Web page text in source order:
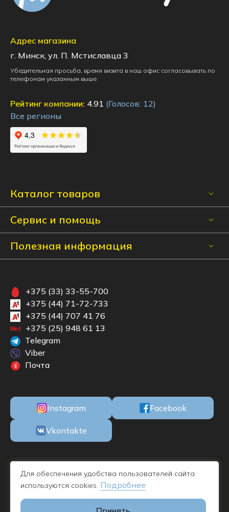
Каталог товаров
Сервис и помощь
Полезная информация
Адрес магазина
г. Минск, ул. П. Мстиславца 3
Убедительная просьба, время визита в наш офис согласовывать по
телефонам указанным выше
Рейтинг компании: 4.91 (Голосов: 12)
Все регионы
+375 (33) 33-55-700
+375 (44) 71-72-733
+375 (44) 707 41 76
+375 (25) 948 61 13
Telegram
Viber
Почта
Instagram Facebook
Vkontakte
Для обеспечения удобства пользователей сайта
используются cookies. Подробнее
ООО «БКМЕБЕЛЬ» Республика Беларусь, 220100, г. Минск, ул. М.
Богдановича, 78, пом. 1Н офис 11, УНП 192732019 - дата